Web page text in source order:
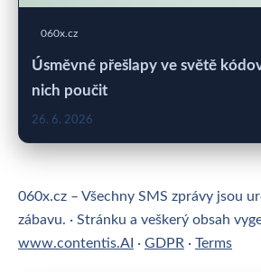
060x.cz
Úsměvné přešlapy ve světě
nich poučit
26. 6. 2026
060x.cz – Všechny SMS zprávy jsou
zábavu. · Stránku a veškerý obsah
www.contentis.AI · GDPR · Terms